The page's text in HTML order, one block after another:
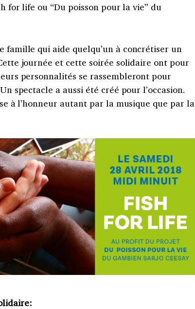
for life ou “Du poisson pour la vie” du
famille qui aide quelqu’un à concrétiser un
journée et cette soirée solidaire ont pour
personnalités se rassembleront pour
spectacle a aussi été créé pour l’occasion.
à l’honneur autant par la musique que par la